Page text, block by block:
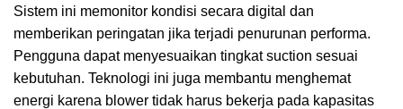
Sistem ini memonitor kondisi secara digital dan
memberikan peringatan jika terjadi penurunan performa.
Pengguna dapat menyesuaikan tingkat suction sesuai
kebutuhan. Teknologi ini juga membantu menghemat
energi karena blower tidak harus bekerja pada kapasitas